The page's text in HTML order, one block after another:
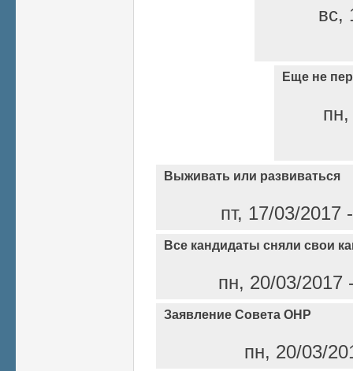
вс,
Еще не
Выживать или развиваться
пт, 17/03/
Все кандидаты сняли свои
пн, 20/03/
Заявление Совета ОНР
пн, 20/03/